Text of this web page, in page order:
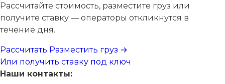
Рассчитайте стоимость, разместите груз или
получите ставку — операторы откликнутся в
течение дня.
Рассчитать Разместить груз →
Или получить ставку под ключ
Наши контакты: